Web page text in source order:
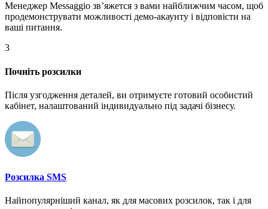
Менеджер Messaggio звʼяжется з вами найближчим часом, щоб
продемонструвати можливості демо-акаунту і відповісти на
ваші питання.
3
Почніть розсилки
Після узгодження деталей, ви отримуєте готовий особистий
кабінет, налаштований індивидуально під задачі бізнесу.
Розсилка SMS
Найпопулярніший канал, як для масових розсилок, так і для